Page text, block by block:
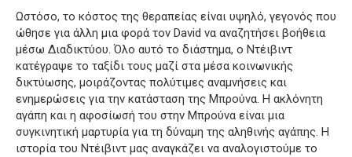
Ωστόσο, το κόστος της θεραπείας είναι υψηλό, γεγονός που
ώθησε για άλλη μια φορά τον David να αναζητήσει βοήθεια
μέσω Διαδικτύου. Όλο αυτό το διάστημα, ο Ντέιβιντ
κατέγραψε το ταξίδι τους μαζί στα μέσα κοινωνικής
δικτύωσης, μοιράζοντας πολύτιμες αναμνήσεις και
ενημερώσεις για την κατάσταση της Μπρούνα. Η ακλόνητη
αγάπη και η αφοσίωσή του στην Μπρούνα είναι μια
συγκινητική μαρτυρία για τη δύναμη της αληθινής αγάπης. Η
ιστορία του Ντέιβιντ μας αναγκάζει να αναλογιστούμε το